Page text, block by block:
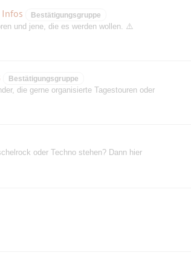
Bestätigungsgruppe
und jene, die es werden wollen. ⚠️
Bestätigungsgruppe
die gerne organisierte Tagestouren oder
oder Techno stehen? Dann hier